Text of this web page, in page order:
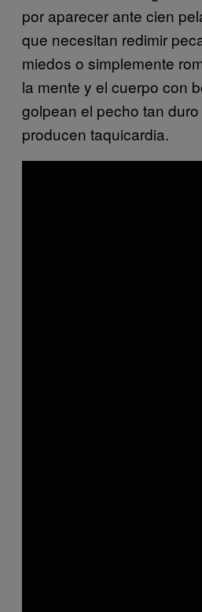
por aparecer ante cien
que necesitan redimir
miedos o simplemente
la mente y el cuerpo con
golpean el pecho tan
producen taquicardia.